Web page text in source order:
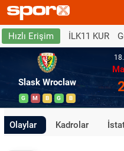
Hızlı Erişim İLK11 KUR
Slask Wroclaw
G M B G B
Olaylar Kadrolar